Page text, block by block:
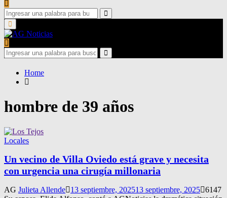
Search
for:
Search
Primary
Menu
Search
for:
Search
Home
hombre de 39 años
Locales
Un vecino de Villa Oviedo está grave y necesita
con urgencia una cirugía millonaria
AG Julieta Allende 13 septiembre, 202513 septiembre, 2025 6147